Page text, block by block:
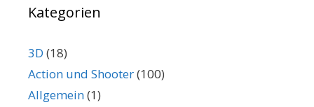
Kategorien
3D (18)
Action und Shooter(100)
Allgemein(1)